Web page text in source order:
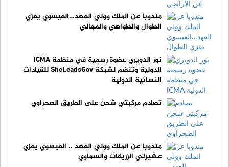
مندوبا عن الملك وولي العهد…العيسوي يعزي
الطوال والطواهي والمجالي
نور الدويري عضوة رسمية في منظمة ICMA
الدولية وتنضم لشبكة SheLeadsGov للقيادات
النسائية الدولية
تصادم مركبتي شحن على الطريق الصحراوي
مندوبا عن الملك وولي العهد .. العيسوي يعزي
عشيرتي الزريقات والسماوي